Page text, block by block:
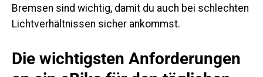
Bremsen sind wichtig, damit du auch bei schlechten
Lichtverhältnissen sicher ankommst.
Die wichtigsten Anforderungen